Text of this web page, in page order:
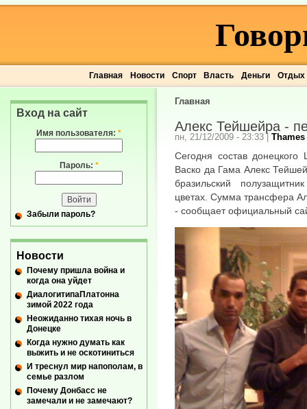
Главная Новости Спорт Власть Деньги Отдых
Главная
Алекс Тейшейра -
пн, 21/12/2009 - 23:33 | Thames
Сегодня состав донецкого
Васко да Гама Алекс
бразильский
цветах. Сумма трансфера
- сообщает официальный
Вход на сайт
Имя пользователя: *
Пароль: *
Забыли пароль?
Новости
Почему пришла война и
когда она уйдет
ДиалогитипаПлатонна
зимой 2022 года
Неожиданно тихая ночь в
Донецке
Когда нужно думать как
выжить и не оскотиниться
И треснул мир напополам, в
семье разлом
Почему Донбасс не
замечали и не замечают?